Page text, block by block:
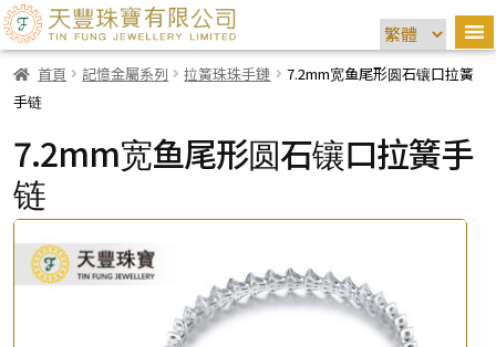
首頁 記憶金屬系列 拉簧珠珠手鏈
7.2mm宽鱼尾形圆石镶口拉簧
手链
7.2mm宽鱼尾形圆石镶口拉簧手
链